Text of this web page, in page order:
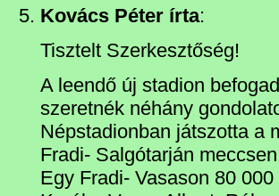
Kovács Péter írta:
Tisztelt Szerkesztőség!
A leendő új stadion
szeretnék néhány
Népstadionban játszotta a
Fradi- Salgótarján
Egy Fradi- Vasason 80